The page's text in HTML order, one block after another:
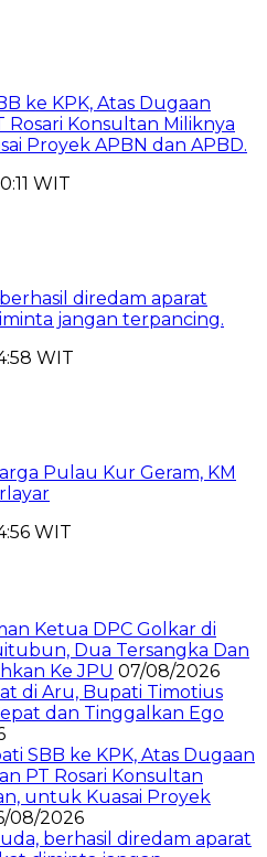
ke KPK, Atas Dugaan
Rosari Konsultan Miliknya
Proyek APBN dan APBD.
WIT
diredam aparat
jangan terpancing.
WIT
Pulau Kur Geram, KM
WIT
Ketua DPC Golkar di
Dua Tersangka Dan
Ke JPU 07/08/2026
di Aru, Bupati Timotius
dan Tinggalkan Ego
SBB ke KPK, Atas Dugaan
PT Rosari Konsultan
untuk Kuasai Proyek
08/2026
berhasil diredam aparat